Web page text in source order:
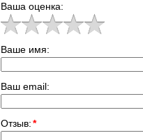
Ваша оценка:
Ваше имя:
Ваш email:
Отзыв:*